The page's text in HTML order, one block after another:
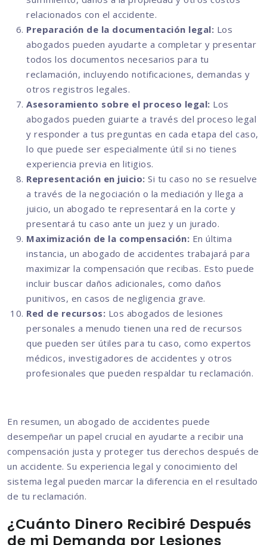
relacionados con el accidente.
Preparación de la documentación legal: Los
abogados pueden ayudarte a completar y presentar
todos los documentos necesarios para tu
reclamación, incluyendo notificaciones, demandas y
otros registros legales.
Asesoramiento sobre el proceso legal: Los
abogados pueden guiarte a través del proceso legal
y responder a tus preguntas en cada etapa del caso,
lo que puede ser especialmente útil si no tienes
experiencia previa en litigios.
Representación en juicio: Si tu caso no se resuelve
a través de la negociación o la mediación y llega a
juicio, un abogado te representará en la corte y
presentará tu caso ante un juez y un jurado.
Maximización de la compensación: En última
instancia, un abogado de accidentes trabajará para
maximizar la compensación que recibas. Esto puede
incluir buscar daños adicionales, como daños
punitivos, en casos de negligencia grave.
Red de recursos: Los abogados de lesiones
personales a menudo tienen una red de recursos
que pueden ser útiles para tu caso, como expertos
médicos, investigadores de accidentes y otros
profesionales que pueden respaldar tu reclamación.
En resumen, un abogado de accidentes puede
desempeñar un papel crucial en ayudarte a recibir una
compensación justa y proteger tus derechos después de
un accidente. Su experiencia legal y conocimiento del
sistema legal pueden marcar la diferencia en el resultado
de tu reclamación.
¿Cuánto Dinero Recibiré Después
de mi Demanda por Lesiones